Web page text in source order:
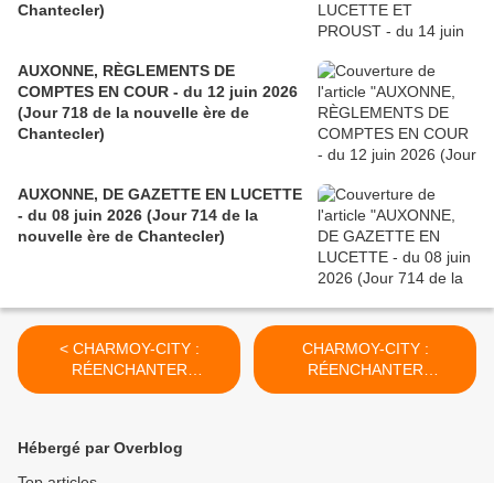
Chantecler)
AUXONNE, RÈGLEMENTS DE
COMPTES EN COUR - du 12 juin 2026
(Jour 718 de la nouvelle ère de
Chantecler)
AUXONNE, DE GAZETTE EN LUCETTE
- du 08 juin 2026 (Jour 714 de la
nouvelle ère de Chantecler)
< CHARMOY-CITY :
RÉENCHANTER
L’URBANISME (1) - du 22
fondateur)
CHARMOY-CITY :
RÉENCHANTER
L’URBANISME (2) - du 26
Hébergé par Overblog